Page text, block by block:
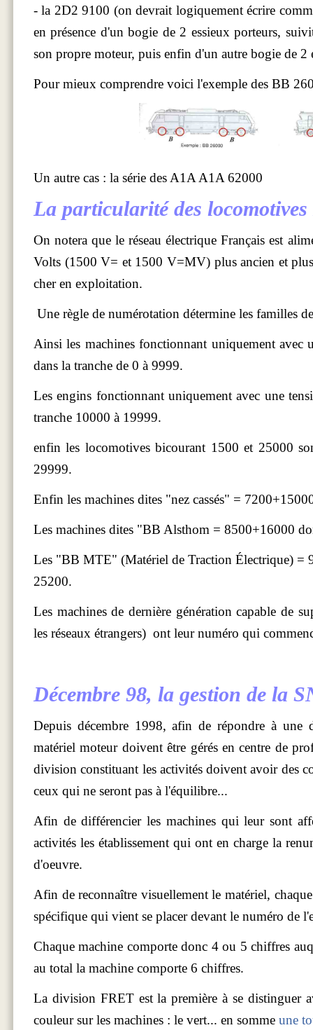
- la 2D2 9100 (on devrait logiquement écrire
en présence d'un bogie de 2 essieux porteurs,
son propre moteur, puis enfin d'un autre bogie de 2
Pour mieux comprendre voici l'exemple des BB
Un autre cas : la série des A1A A1A 62000
La particularité des
On notera que le réseau électrique Français est
Volts (1500 V= et 1500 V=MV) plus ancien et
cher en exploitation.
Une règle de numérotation détermine les familles
Ainsi les machines fonctionnant uniquement avec
dans la tranche de 0 à 9999.
Les engins fonctionnant uniquement avec une
tranche 10000 à 19999.
enfin les locomotives bicourant 1500 et 25000
29999.
Enfin les machines dites "nez cassés" =
Les machines dites "BB Alsthom = 8500+16000
Les "BB MTE" (Matériel de Traction Électrique) =
25200.
Les machines de dernière génération capable de
les réseaux étrangers) ont leur numéro qui
Décembre 98, la gestion de la
Depuis décembre 1998, afin de répondre à une
matériel moteur doivent être gérés en centre de
division constituant les activités doivent avoir des
ceux qui ne seront pas à l'équilibre...
Afin de différencier les machines qui leur sont
activités les établissement qui ont en charge la
d'oeuvre.
Afin de reconnaître visuellement le matériel,
spécifique qui vient se placer devant le numéro de
Chaque machine comporte donc 4 ou 5 chiffres
au total la machine comporte 6 chiffres.
La division FRET est la première à se distinguer
couleur sur les machines : le vert... en somme une